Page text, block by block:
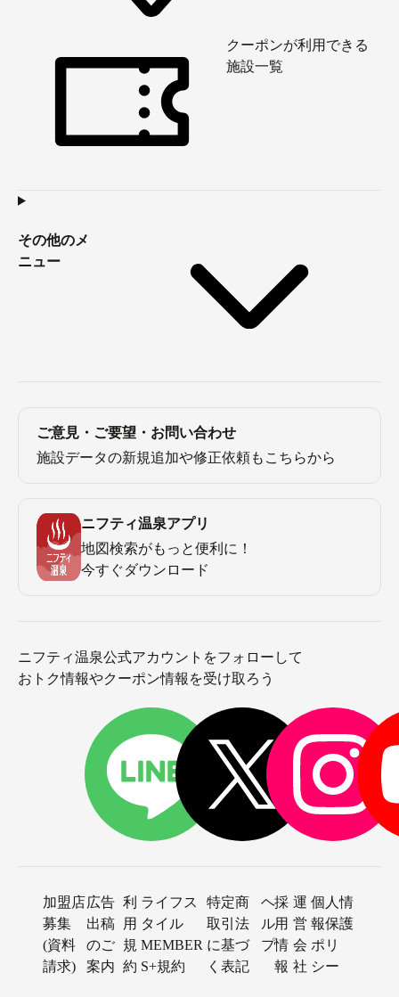
クーポンが利用できる
施設一覧
その他のメ
ニュー
ご意見・ご要望・お問い合わせ
施設データの新規追加や修正依頼もこちらから
ニフティ温泉アプリ
地図検索がもっと便利に！
今すぐダウンロード
ニフティ温泉公式アカウントをフォローして
おトク情報やクーポン情報を受け取ろう
加盟店
募集
(資料
請求)
広告
出稿
のご
案内
利
用
規
約
ライフス
タイル
MEMBER
S+規約
特定商
取引法
に基づ
く表記
ヘ
ル
プ
採
用
情
報
運
営
会
社
個人情
報保護
ポリ
シー